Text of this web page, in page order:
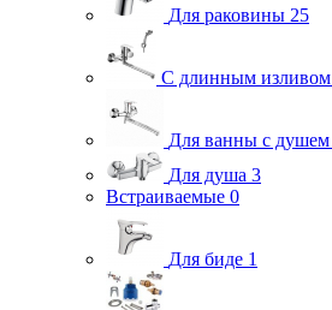
Для раковины 25
С длинным изливом
Для ванны с душем
Для душа 3
Встраиваемые 0
Для биде 1